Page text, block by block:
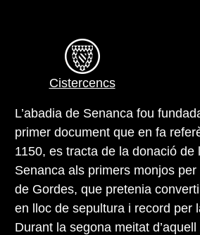
Cistercencs
L’abadia de Senanca fou
primer document que en fa
1150, es tracta de la donació de
Senanca als primers monjos
de Gordes, que pretenia
en lloc de sepultura i record per
Durant la segona meitat